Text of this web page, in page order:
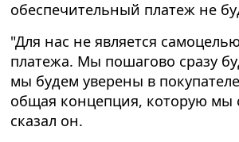
обеспечительный платеж не
"Для нас не является
платежа. Мы пошагово сразу
мы будем уверены в
общая концепция, которую мы
сказал он.